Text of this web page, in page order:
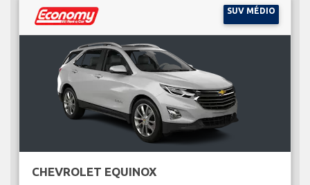
SUV MÉDIO
CHEVROLET EQUINOX